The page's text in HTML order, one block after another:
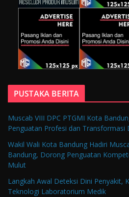
PUSTAKA BERITA
Muscab VIII DPC PTGMI Kota
Penguatan Profesi dan Transformasi
Wakil Wali Kota Bandung Hadiri
Bandung, Dorong Penguatan
Mulut
Langkah Awal Deteksi Dini Penyakit,
Teknologi Laboratorium Medik